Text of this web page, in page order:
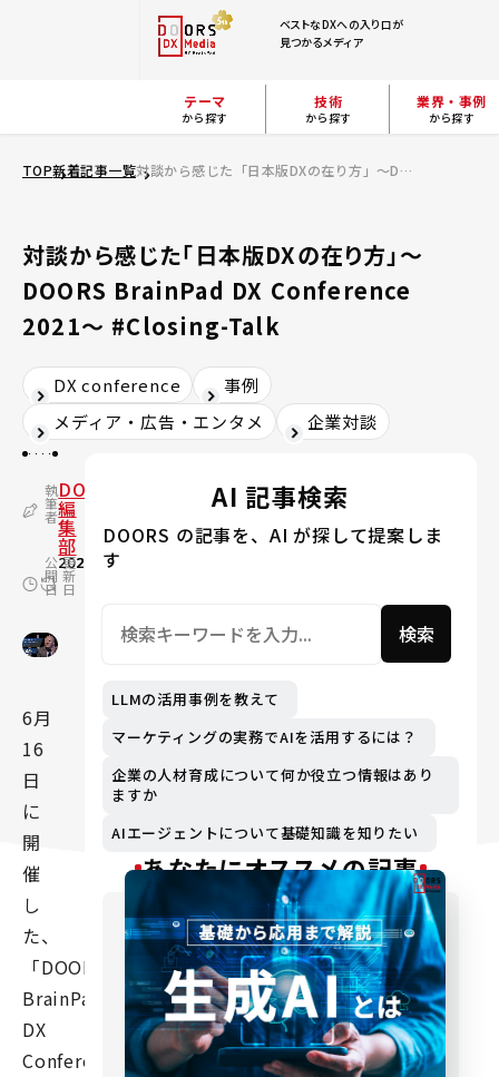
ベストなDXへの入り口が
見つかるメディア
テーマ
から探す
技術
から探す
業界・事例
から探す
TOP新着記事一覧 対談から感じた「日本版DXの在り方」～DOORS BrainPad DX Conference 2021～ #Closing-Talk
対談から感じた「日本版DXの在り方」～
DOORS BrainPad DX Conference
2021～ #Closing-Talk
DX conference
事例
メディア・広告・エンタメ
企業対談
執
筆
者
DOORS
編
集
部
公
開
日
2021.08.25
更
新
日
2024.06.04
6月
16
日
に
開
催
し
た、
「DOORS-
BrainPad
DX
Conference
AI 記事検索
DOORS の記事を、AI が探して提案しま
す
検索
LLMの活用事例を教えて
マーケティングの実務でAIを活用するには？
企業の人材育成について何か役立つ情報はあり
ますか
AIエージェントについて基礎知識を知りたい
あなたにオススメの記事